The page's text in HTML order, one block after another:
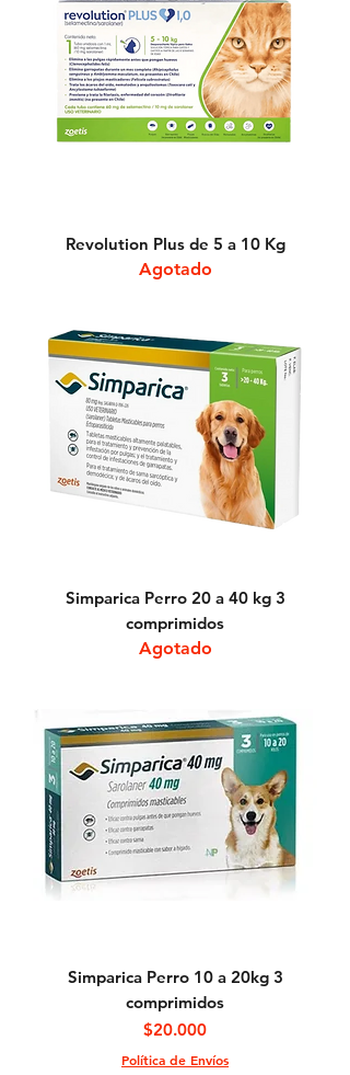
Revolution Plus de 5 a 10 Kg
Agotado
Simparica Perro 20 a 40 kg 3
comprimidos
Agotado
Simparica Perro 10 a 20kg 3
comprimidos
Precio
$20.000
Política de Envíos